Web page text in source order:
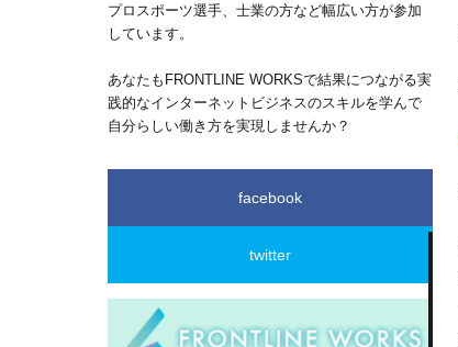
プロスポーツ選手、士業の方など幅広い方が参加
しています。
あなたもFRONTLINE WORKSで結果につながる実
践的なインターネットビジネスのスキルを学んで
自分らしい働き方を実現しませんか？
facebook
twitter